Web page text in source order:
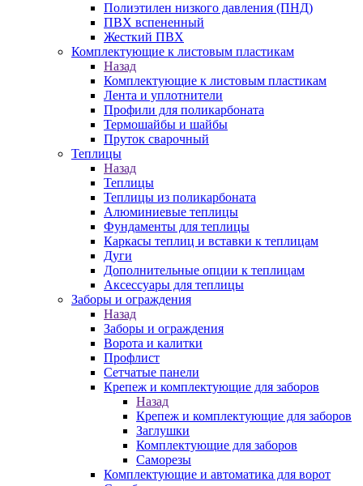
Полиэтилен низкого давления (ПНД)
ПВХ вспененный
Жесткий ПВХ
Комплектующие к листовым пластикам
Назад
Комплектующие к листовым пластикам
Лента и уплотнители
Профили для поликарбоната
Термошайбы и шайбы
Пруток сварочный
Теплицы
Назад
Теплицы
Теплицы из поликарбоната
Алюминиевые теплицы
Фундаменты для теплицы
Каркасы теплиц и вставки к теплицам
Дуги
Дополнительные опции к теплицам
Аксессуары для теплицы
Заборы и ограждения
Назад
Заборы и ограждения
Ворота и калитки
Профлист
Сетчатые панели
Крепеж и комплектующие для заборов
Назад
Крепеж и комплектующие для заборов
Заглушки
Комплектующие для заборов
Саморезы
Комплектующие и автоматика для ворот